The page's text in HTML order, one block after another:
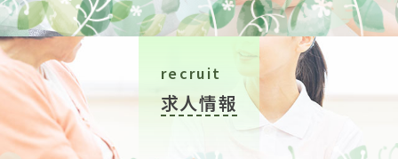
recruit
求人情報